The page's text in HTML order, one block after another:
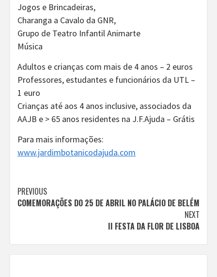
Jogos e Brincadeiras,
Charanga a Cavalo da GNR,
Grupo de Teatro Infantil Animarte
Música
Adultos e crianças com mais de 4 anos – 2 euros
Professores, estudantes e funcionários da UTL –
1 euro
Crianças até aos 4 anos inclusive, associados da
AAJB e > 65 anos residentes na J.F.Ajuda – Grátis
Para mais informações:
www.jardimbotanicodajuda.com
Continue
Reading
PREVIOUS
COMEMORAÇÕES DO 25 DE ABRIL NO PALÁCIO DE BELÉM
NEXT
II FESTA DA FLOR DE LISBOA